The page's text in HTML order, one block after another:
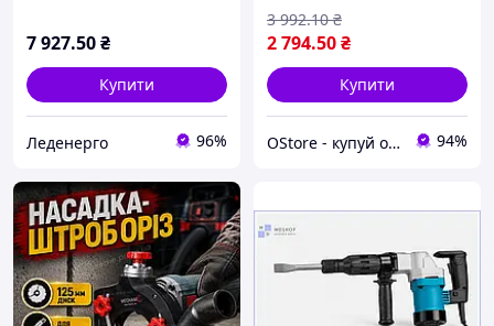
7 927.50₴
Купити
Леденерго 96%
2 794.50₴
3 992.10 ₴
Купити
OStore - купуй онлайн! 94%